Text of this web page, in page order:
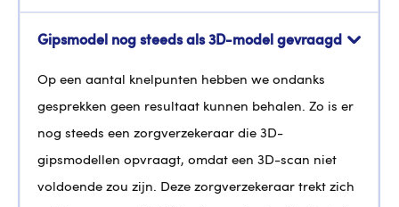
Gipsmodel nog steeds als 3D-model gevraagd
Op een aantal knelpunten hebben we ondanks
gesprekken geen resultaat kunnen behalen. Zo is er
nog steeds een zorgverzekeraar die 3D-
gipsmodellen opvraagt, omdat een 3D-scan niet
voldoende zou zijn. Deze zorgverzekeraar trekt zich